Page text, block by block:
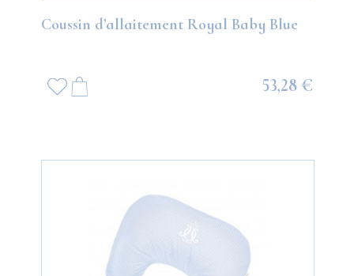
Coussin d’allaitement Royal Baby Blue
53,28 €